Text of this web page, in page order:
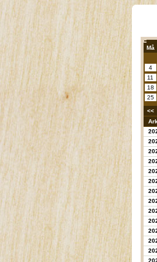
Må
4
11
18
25
<<